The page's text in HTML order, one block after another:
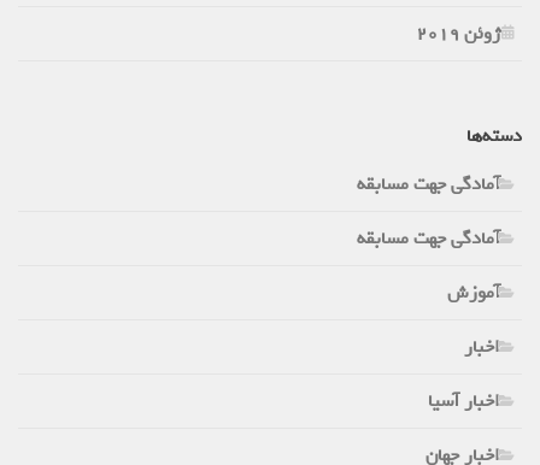
ژوئن 2019
دسته‌ها
آمادگی جهت مسابقه
آمادگی جهت مسابقه
آموزش
اخبار
اخبار آسیا
اخبار جهان